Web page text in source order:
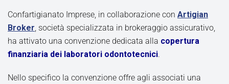
Confartigianato Imprese, in collaborazione con Artigian
Broker, società specializzata in brokeraggio assicurativo,
ha attivato una convenzione dedicata alla copertura
finanziaria dei laboratori odontotecnici.
Nello specifico la convenzione offre agli associati una